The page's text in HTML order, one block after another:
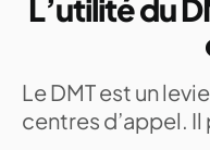
L’utilité du
Le DMT est un
centres d’appel. Il